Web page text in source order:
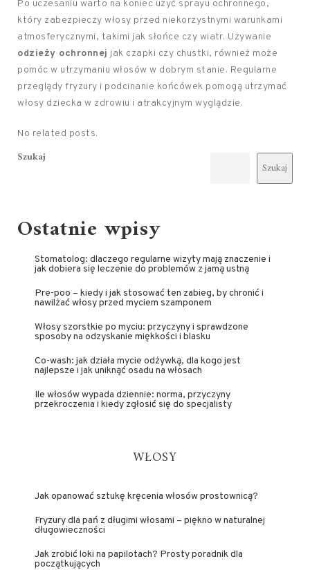
Po uczesaniu warto na koniec użyć sprayu ochronnego,
który zabezpieczy włosy przed niekorzystnymi warunkami
atmosferycznymi, takimi jak słońce czy wiatr. Używanie
odzieży ochronnej jak czapki czy chustki, również może
pomóc w utrzymaniu włosów w dobrym stanie. Regularne
przeglądy fryzury i podcinanie końcówek pomogą utrzymać
włosy dziecka w zdrowiu i atrakcyjnym wyglądzie.
No related posts.
Szukaj
Szukaj
Ostatnie wpisy
Stomatolog: dlaczego regularne wizyty mają znaczenie i
jak dobiera się leczenie do problemów z jamą ustną
Pre-poo – kiedy i jak stosować ten zabieg, by chronić i
nawilżać włosy przed myciem szamponem
Włosy szorstkie po myciu: przyczyny i sprawdzone
sposoby na odzyskanie miękkości i blasku
Co-wash: jak działa mycie odżywką, dla kogo jest
najlepsze i jak uniknąć osadu na włosach
Ile włosów wypada dziennie: norma, przyczyny
przekroczenia i kiedy zgłosić się do specjalisty
WŁOSY
Jak opanować sztukę kręcenia włosów prostownicą?
Fryzury dla pań z długimi włosami – piękno w naturalnej
długowieczności
Jak zrobić loki na papilotach? Prosty poradnik dla
początkujących